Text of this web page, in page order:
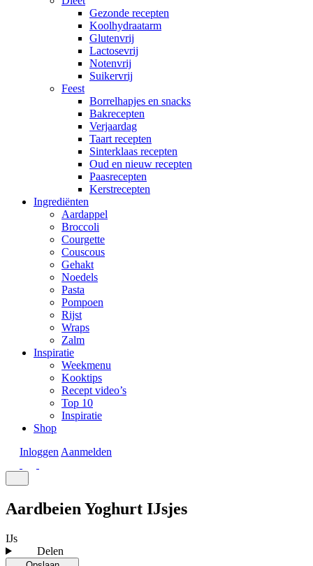
Gezonde recepten
Koolhydraatarm
Glutenvrij
Lactosevrij
Notenvrij
Suikervrij
Feest
Borrelhapjes en snacks
Bakrecepten
Verjaardag
Taart recepten
Sinterklaas recepten
Oud en nieuw recepten
Paasrecepten
Kerstrecepten
Ingrediënten
Aardappel
Broccoli
Courgette
Couscous
Gehakt
Noedels
Pasta
Pompoen
Rijst
Wraps
Zalm
Inspiratie
Weekmenu
Kooktips
Recept video’s
Top 10
Inspiratie
Shop
Inloggen Aanmelden
Aardbeien Yoghurt IJsjes
IJs
Delen